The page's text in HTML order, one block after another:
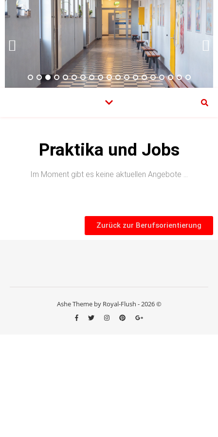
Praktika und Jobs
Im Moment gibt es keine aktuellen Angebote …
Zurück zur Berufsorientierung
Ashe Theme by Royal-Flush - 2026 ©